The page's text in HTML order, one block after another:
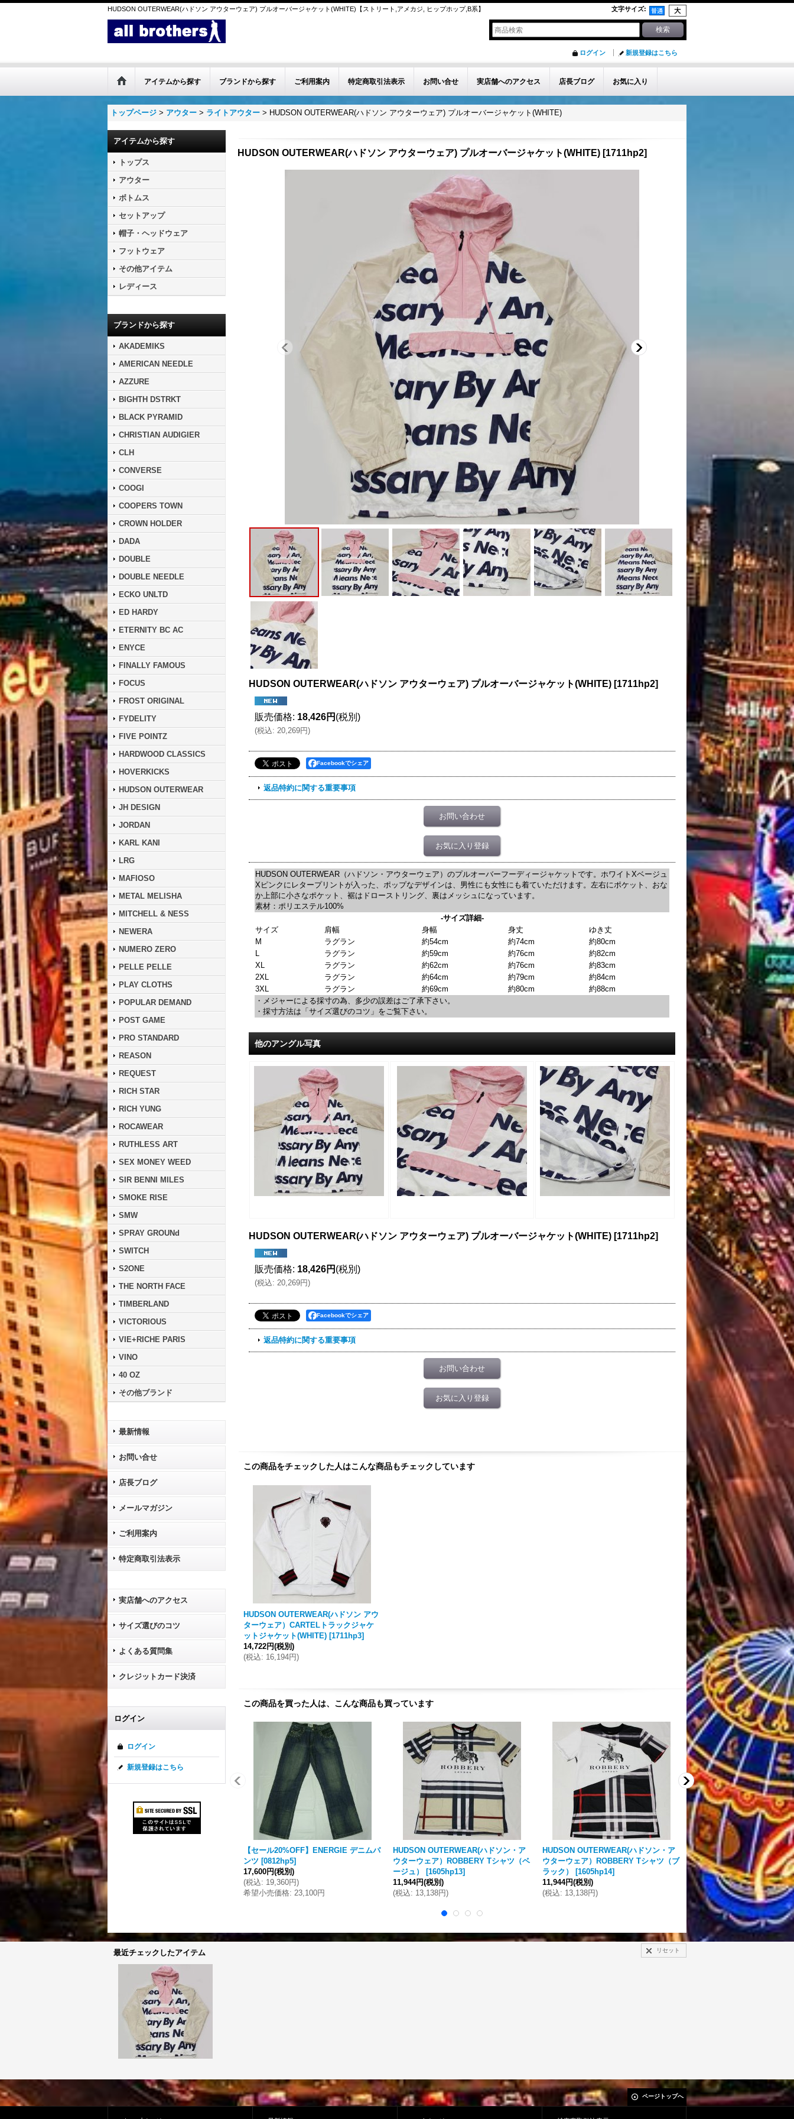
HUDSON OUTERWEAR(ハドソン アウターウェア) プルオーバージャケット(WHITE)【ストリート,アメカジ, ヒップホップ,B系】 文字サイズ:
ログイン 新規登録はこちら
アイテムから探す ブランドから探す ご利用案内 特定商取引法表示 お問い合せ 実店舗へのアクセス 店長ブログ お気に入り
トップページ > アウター > ライトアウター > HUDSON OUTERWEAR(ハドソン アウターウェア) プルオーバージャケット(WHITE)
アイテムから探す
トップス
アウター
ボトムス
セットアップ
帽子・ヘッドウェア
フットウェア
その他アイテム
レディース
ブランドから探す
AKADEMIKS
AMERICAN NEEDLE
AZZURE
BIGHTH DSTRKT
BLACK PYRAMID
CHRISTIAN AUDIGIER
CLH
CONVERSE
COOGI
COOPERS TOWN
CROWN HOLDER
DADA
DOUBLE
DOUBLE NEEDLE
ECKO UNLTD
ED HARDY
ETERNITY BC AC
ENYCE
FINALLY FAMOUS
FOCUS
FROST ORIGINAL
FYDELITY
FIVE POINTZ
HARDWOOD CLASSICS
HOVERKICKS
HUDSON OUTERWEAR
JH DESIGN
JORDAN
KARL KANI
LRG
MAFIOSO
METAL MELISHA
MITCHELL & NESS
NEWERA
NUMERO ZERO
PELLE PELLE
PLAY CLOTHS
POPULAR DEMAND
POST GAME
PRO STANDARD
REASON
REQUEST
RICH STAR
RICH YUNG
ROCAWEAR
RUTHLESS ART
SEX MONEY WEED
SIR BENNI MILES
SMOKE RISE
SMW
SPRAY GROUNd
SWITCH
S2ONE
THE NORTH FACE
TIMBERLAND
VICTORIOUS
VIE+RICHE PARIS
VINO
40 OZ
その他ブランド
最新情報
お問い合せ
店長ブログ
メールマガジン
ご利用案内
特定商取引法表示
実店舗へのアクセス
サイズ選びのコツ
よくある質問集
クレジットカード決済
ログイン
ログイン
新規登録はこちら
HUDSON OUTERWEAR(ハドソン アウターウェア) プルオーバージャケット(WHITE) [1711hp2]
HUDSON OUTERWEAR(ハドソン アウターウェア) プルオーバージャケット(WHITE) [1711hp2]
販売価格: 18,426円 (税別)
(税込: 20,269円)
Facebookでシェア
返品特約に関する重要事項
お問い合わせ
お気に入り登録
HUDSON OUTERWEAR（ハドソン・アウターウェア）のプルオーバーフーディージャケットです。ホワイトXベージュ
Xピンクにレタープリントが入った、ポップなデザインは、男性にも女性にも着ていただけます。左右にポケット、おな
か上部に小さなポケット、裾はドローストリング、裏はメッシュになっています。
素材：ポリエステル100%
-サイズ詳細-
サイズ
肩幅 身幅 身丈
ゆき丈
M
ラグラン 約54cm 約74cm
約80cm
L
ラグラン 約59cm 約76cm
約82cm
XL
ラグラン 約62cm 約76cm
約83cm
2XL
ラグラン 約64cm 約79cm
約84cm
3XL
ラグラン 約69cm 約80cm
約88cm
・メジャーによる採寸の為、多少の誤差はご了承下さい。
・採寸方法は「サイズ選びのコツ」をご覧下さい。
他のアングル写真
HUDSON OUTERWEAR(ハドソン アウターウェア) プルオーバージャケット(WHITE) [1711hp2]
販売価格: 18,426円 (税別)
(税込: 20,269円)
Facebookでシェア
返品特約に関する重要事項
お問い合わせ
お気に入り登録
この商品をチェックした人はこんな商品もチェックしています
HUDSON OUTERWEAR(ハドソン アウ
ターウェア）CARTELトラックジャケ
ットジャケット(WHITE) [1711hp3]
14,722円(税別)
(税込: 16,194円)
この商品を買った人は、こんな商品も買っています
【セール20%OFF】ENERGIE デニムパ
ンツ [0812hp5]
17,600円(税別)
(税込: 19,360円)
希望小売価格: 23,100円
HUDSON OUTERWEAR(ハドソン・ア
ウターウェア）ROBBERY Tシャツ（ベ
ージュ）
[1605hp13]
11,944円(税別)
(税込: 13,138円)
HUDSON OUTERWEAR(ハドソン・ア
ウターウェア）ROBBERY Tシャツ（ブ
ラック）
[1605hp14]
11,944円(税別)
(税込: 13,138円)
HUDSON OUTERWEAR(ハ
ターウェア）CARTELトラッ
ットジャケット(WHITE) [
14,722円(税別)
税込: 16,194円)
最近チェックしたアイテム リセット
ページトップへ